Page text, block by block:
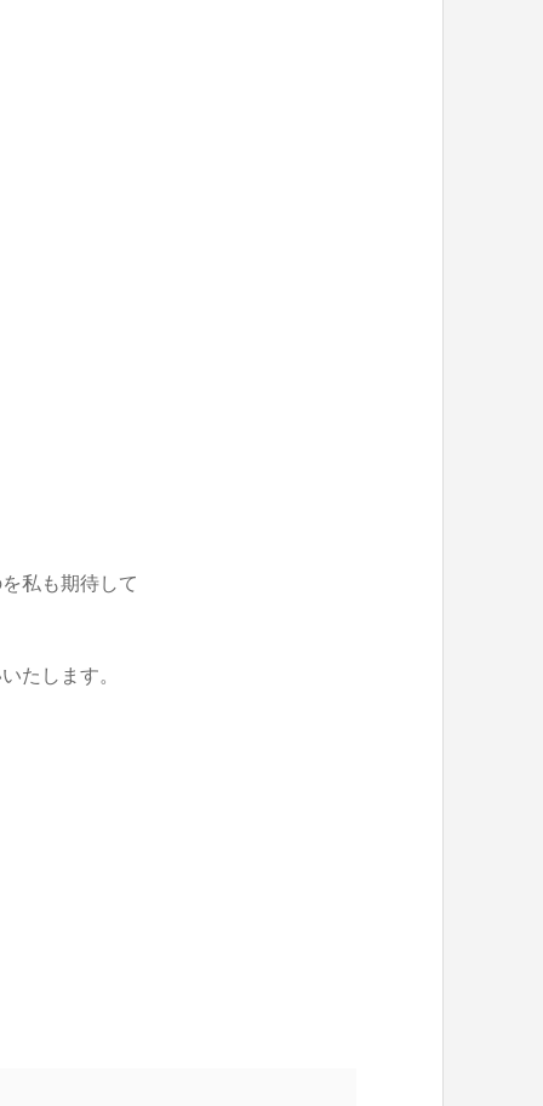
私も期待して
たします。